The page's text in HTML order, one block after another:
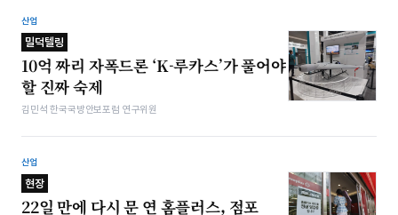
산업
밀덕텔링
10억 짜리 자폭드론 ‘K-루카스’가 풀어야
할 진짜 숙제
김민석 한국국방안보포럼 연구위원
산업
현장
22일 만에 다시 문 연 홈플러스, 점포